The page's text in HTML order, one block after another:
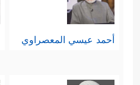
أحمد عيسي المعصراوي